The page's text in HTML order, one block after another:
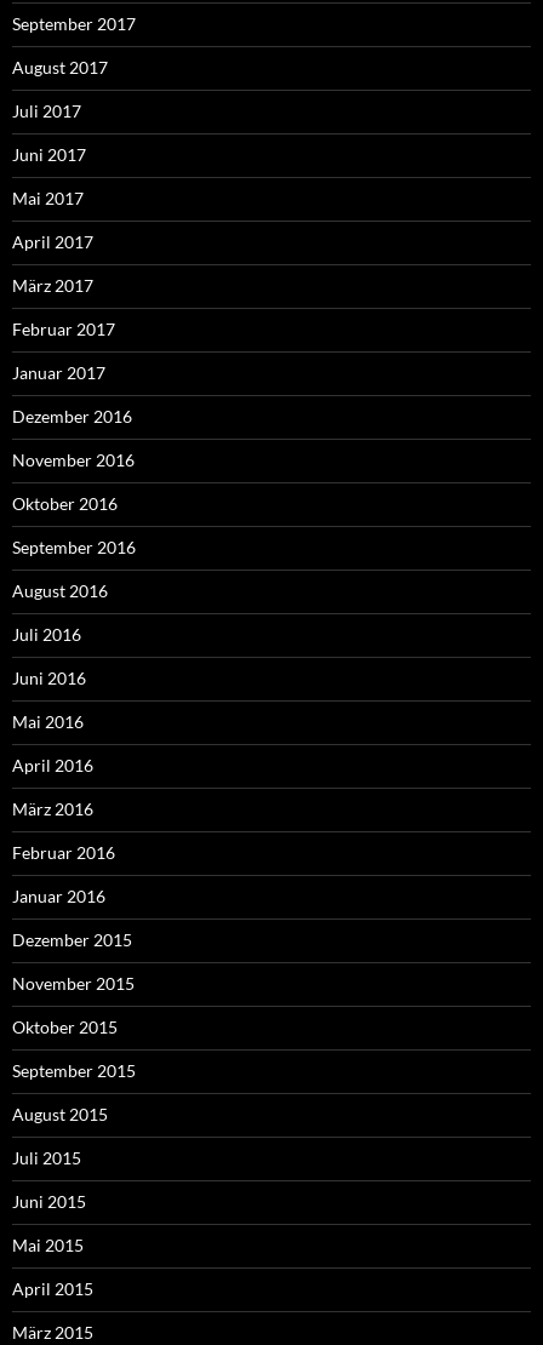
September 2017
August 2017
Juli 2017
Juni 2017
Mai 2017
April 2017
März 2017
Februar 2017
Januar 2017
Dezember 2016
November 2016
Oktober 2016
September 2016
August 2016
Juli 2016
Juni 2016
Mai 2016
April 2016
März 2016
Februar 2016
Januar 2016
Dezember 2015
November 2015
Oktober 2015
September 2015
August 2015
Juli 2015
Juni 2015
Mai 2015
April 2015
März 2015